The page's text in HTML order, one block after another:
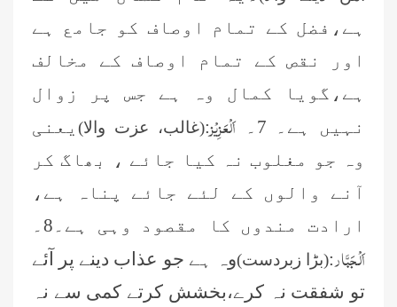
ہے،فضل کے تمام اوصاف کو جامع ہے
اور نقص کے
تمام اوصاف کے مخالف
ہے،گویا کمال وہ ہے جس پر زوال
نہیں ہے۔ 7۔
اَلْعَزِیْز:(غالب، عزت والا) یعنی
وہ جو مغلوب نہ کیا جائے ، بھاگ کر
آنے والوں کے لئے جائے پناہ ہے،
ارادت مندوں کا مقصود وہی ہے۔8۔
اَلْجَبَّار:(بڑا زبردست)وہ ہے جو عذاب دینے پر آئے
تو شفقت نہ کرے،بخشش کرتے کمی سے نہ